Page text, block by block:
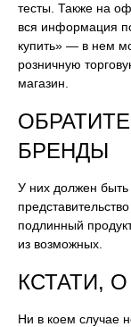
тесты. Также на
вся информация
купить» — в нем
розничную
магазин.
БРЕНДЫ
У них должен быть
подлинный
из возможных.
КСТАТИ,
Ни в коем случае